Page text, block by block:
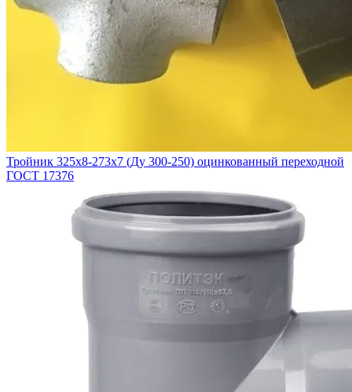
Тройник 325х8-273х7 (Ду 300-250) оцинкованный переходной
ГОСТ 17376